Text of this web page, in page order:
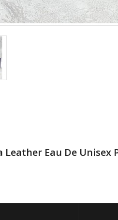
Leather Eau De Unisex